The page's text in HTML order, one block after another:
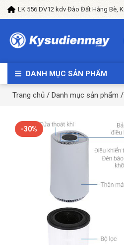
LK 556 DV12 kdv Đào Đất Hàng Bè,
DANH MỤC SẢN PHẨM
Trang chủ / Danh mục sản phẩm /
-30%